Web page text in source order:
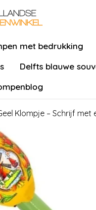
met bedrukking
Delfts blauwe
Klompje – Schrijf met